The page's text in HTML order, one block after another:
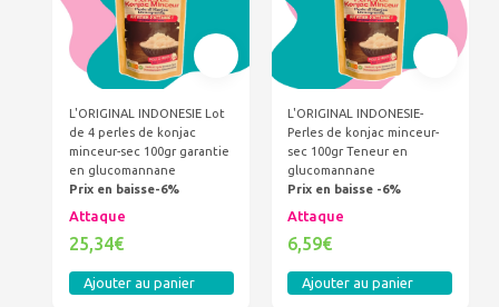
L'ORIGINAL INDONESIE Lot
de 4 perles de konjac
minceur-sec 100gr garantie
en glucomannane
Prix en baisse-6%
Attaque
25,34€
Ajouter au panier
L'ORIGINAL INDONESIE-
Perles de konjac minceur-
sec 100gr Teneur en
glucomannane
Prix en baisse -6%
Attaque
6,59€
Ajouter au panier